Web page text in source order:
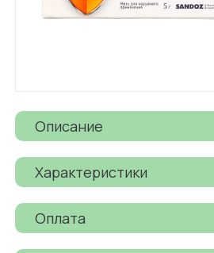
Описание
Характеристики
Оплата